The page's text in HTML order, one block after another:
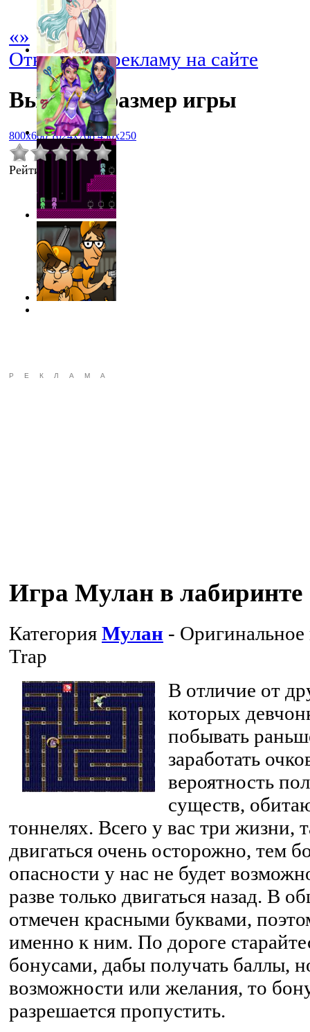
«»
Отключить рекламу на сайте
Выбрать размер игры
800x600 1024x768 450x250
Рейтинг
РЕКЛАМА
Игра Мулан в лабиринте
Категория Мулан - Оригинальное
Trap
В отличие от
которых
побывать
заработать
вероятность
существ,
тоннелях. Всего у вас три жизни,
двигаться очень осторожно, тем
опасности у нас не будет
разве только двигаться назад. В
отмечен красными буквами,
именно к ним. По дороге
бонусами, дабы получать баллы,
возможности или желания, то
разрешается пропустить.